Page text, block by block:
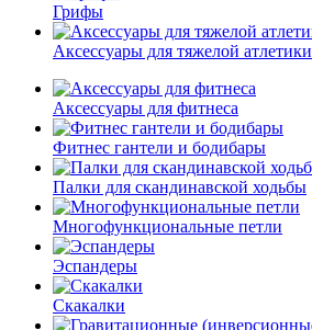
Грифы
Аксессуары для тяжелой атлетики
Аксессуары для фитнеса
Фитнес гантели и бодибары
Палки для скандинавской ходьбы
Многофункциональные петли
Эспандеры
Скакалки